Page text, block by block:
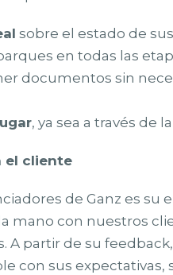
sobre el estado de
en todas las
documentos sin
, ya sea a través de
el cliente
de Ganz es su
mano con nuestros
A partir de su
con sus expectativas,